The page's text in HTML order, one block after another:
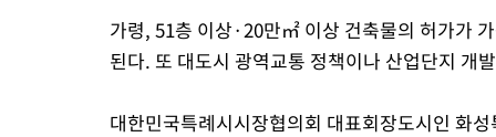
가령, 51층 이상·20만㎡ 이상 건축물의 허가가
된다. 또 대도시 광역교통 정책이나 산업단지 개
대한민국특례시시장협의회 대표회장도시인 화